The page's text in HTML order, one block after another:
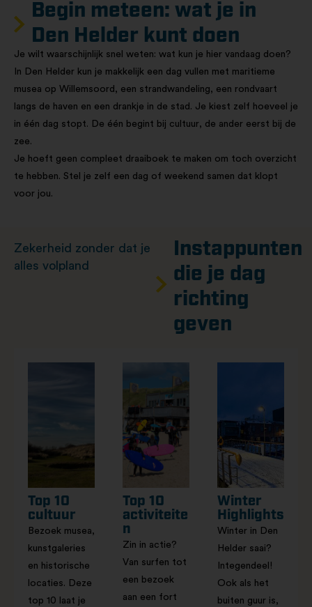
Begin meteen: wat je in
Den Helder kunt doen
Je wilt waarschijnlijk snel weten: wat kun je hier vandaag doen?
In Den Helder kun je makkelijk een dag vullen met maritieme
musea op Willemsoord, een strandwandeling, een rondvaart
langs de haven en een drankje in de stad. Je kiest zelf hoeveel je
in één dag stopt. De één begint bij cultuur, de ander eerst bij de
zee.
Je hoeft geen compleet draaiboek te maken om toch overzicht
te hebben. Stel je zelf een dag of weekend samen dat klopt
voor jou.
Zekerheid zonder dat je
alles volpland
Instappunten
die je dag
richting
geven
Top 10
cultuur
Bezoek musea,
kunstgaleries
en historische
locaties. Deze
top 10 laat je
Top 10
activiteite
n
Zin in actie?
Van surfen tot
een bezoek
aan een fort
Winter
Highlights
Winter in Den
Helder saai?
Integendeel!
Ook als het
buiten guur is,